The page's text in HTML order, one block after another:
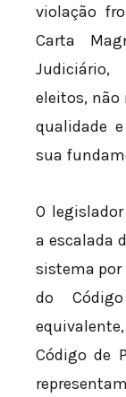
violação
Carta
eleitos, não
qualidade
sua
O
a escalada
sistema por
do
Código de